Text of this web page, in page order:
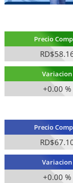
Precio
Variacion
+0.00 %
Precio
Variacion
+0.00 %